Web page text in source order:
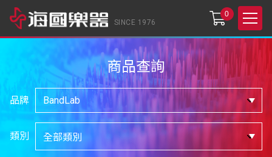
SINCE 1976
0
商品查詢
品牌
類別